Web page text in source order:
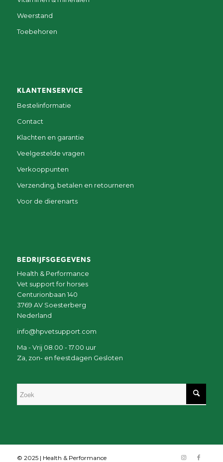
Weerstand
Toebehoren
KLANTENSERVICE
Bestelinformatie
Contact
Klachten en garantie
Veelgestelde vragen
Verkooppunten
Verzending, betalen en retourneren
Voor de dierenarts
BEDRIJFSGEGEVENS
Health & Performance
Vet support for horses
Centurionbaan 140
3769 AV Soesterberg
Nederland
info@hpvetsupport.com
Ma - Vrij 08.00 - 17.00 uur
Za, zon- en feestdagen Gesloten